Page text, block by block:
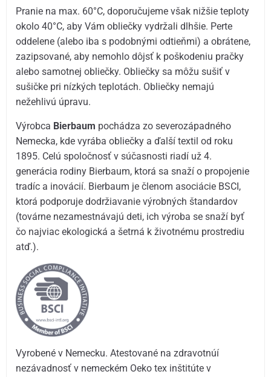
Pranie na max. 60°C, doporučujeme však nižšie teploty
okolo 40°C, aby Vám obliečky vydržali dlhšie. Perte
oddelene (alebo iba s podobnými odtieňmi) a obrátene,
zazipsované, aby nemohlo dôjsť k poškodeniu pračky
alebo samotnej obliečky. Obliečky sa môžu sušiť v
sušičke pri nízkých teplotách. Obliečky nemajú
nežehlivú úpravu.
Výrobca Bierbaum pochádza zo severozápadného
Nemecka, kde vyrába obliečky a ďalší textil od roku
1895. Celú spoločnosť v súčasnosti riadí už 4.
generácia rodiny Bierbaum, ktorá sa snaží o propojenie
tradíc a inovácií. Bierbaum je členom asociácie BSCI,
ktorá podporuje dodržiavanie výrobných štandardov
(továrne nezamestnávajú deti, ich výroba se snaží byť
čo najviac ekologická a šetrná k životnému prostrediu
atď.).
Vyrobené v Nemecku. Atestované na zdravotnúí
nezávadnosť v nemeckém Oeko tex inštitúte v